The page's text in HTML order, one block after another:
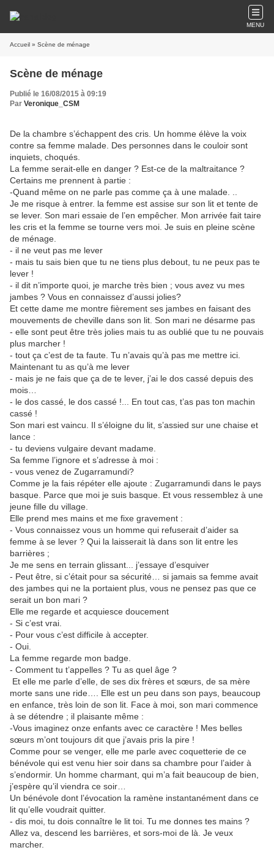
MENU
Accueil » Scène de ménage
Scène de ménage
Publié le 16/08/2015 à 09:19
Par Veronique_CSM
De la chambre s’échappent des cris. Un homme élève la voix
contre sa femme malade. Des personnes dans le couloir sont
inquiets, choqués.
La femme serait-elle en danger ? Est-ce de la maltraitance ?
Certains me prennent à partie :
-Quand même on ne parle pas comme ça à une malade. ..
Je me risque à entrer. la femme est assise sur son lit et tente de
se lever. Son mari essaie de l’en empêcher. Mon arrivée fait taire
les cris et la femme se tourne vers moi. Je suis en pleine scène
de ménage.
- il ne veut pas me lever
- mais tu sais bien que tu ne tiens plus debout, tu ne peux pas te
lever !
- il dit n’importe quoi, je marche très bien ; vous avez vu mes
jambes ? Vous en connaissez d’aussi jolies?
Et cette dame me montre fièrement ses jambes en faisant des
mouvements de cheville dans son lit. Son mari ne désarme pas
- elle sont peut être très jolies mais tu as oublié que tu ne pouvais
plus marcher !
- tout ça c’est de ta faute. Tu n’avais qu’à pas me mettre ici.
Maintenant tu as qu’à me lever
- mais je ne fais que ça de te lever, j’ai le dos cassé depuis des
mois…
- le dos cassé, le dos cassé !... En tout cas, t’as pas ton machin
cassé !
Son mari est vaincu. Il s’éloigne du lit, s’assied sur une chaise et
lance :
- tu deviens vulgaire devant madame.
Sa femme l’ignore et s’adresse à moi :
- vous venez de Zugarramundi?
Comme je la fais répéter elle ajoute : Zugarramundi dans le pays
basque. Parce que moi je suis basque. Et vous ressemblez à une
jeune fille du village.
Elle prend mes mains et me fixe gravement :
- Vous connaissez vous un homme qui refuserait d’aider sa
femme à se lever ? Qui la laisserait là dans son lit entre les
barrières ;
Je me sens en terrain glissant... j’essaye d’esquiver
- Peut être, si c’était pour sa sécurité… si jamais sa femme avait
des jambes qui ne la portaient plus, vous ne pensez pas que ce
serait un bon mari ?
Elle me regarde et acquiesce doucement
- Si c’est vrai.
- Pour vous c’est difficile à accepter.
- Oui.
La femme regarde mon badge.
- Comment tu t’appelles ? Tu as quel âge ?
Et elle me parle d’elle, de ses dix frères et sœurs, de sa mère
morte sans une ride…. Elle est un peu dans son pays, beaucoup
en enfance, très loin de son lit. Face à moi, son mari commence
à se détendre ; il plaisante même :
-Vous imaginez onze enfants avec ce caractère ! Mes belles
sœurs m’ont toujours dit que j’avais pris la pire !
Comme pour se venger, elle me parle avec coquetterie de ce
bénévole qui est venu hier soir dans sa chambre pour l’aider à
s’endormir. Un homme charmant, qui m’a fait beaucoup de bien,
j’espère qu’il viendra ce soir…
Un bénévole dont l’évocation la ramène instantanément dans ce
lit qu’elle voudrait quitter.
- dis moi, tu dois connaître le lit toi. Tu me donnes tes mains ?
Allez va, descend les barrières, et sors-moi de là. Je veux
marcher.